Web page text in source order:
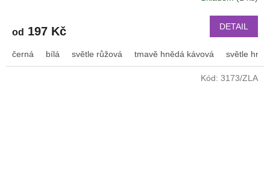
od 197 Kč DETAIL
černá bílá světle růžová tmavě hnědá kávová světle
Kód: 3173/ZLA